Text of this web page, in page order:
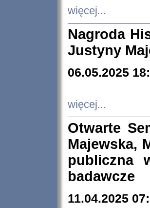
więcej...
Nagroda
Justyny
06.05.2025
więcej...
Otwarte
Majewska,
publiczna
badawcze
11.04.2025